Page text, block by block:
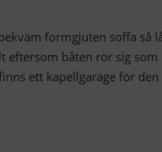
formgjuten soffa så
eftersom båten rör sig
ett kapellgarage för